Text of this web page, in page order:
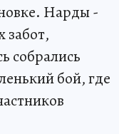
Нарды -
забот,
собрались
бой, где